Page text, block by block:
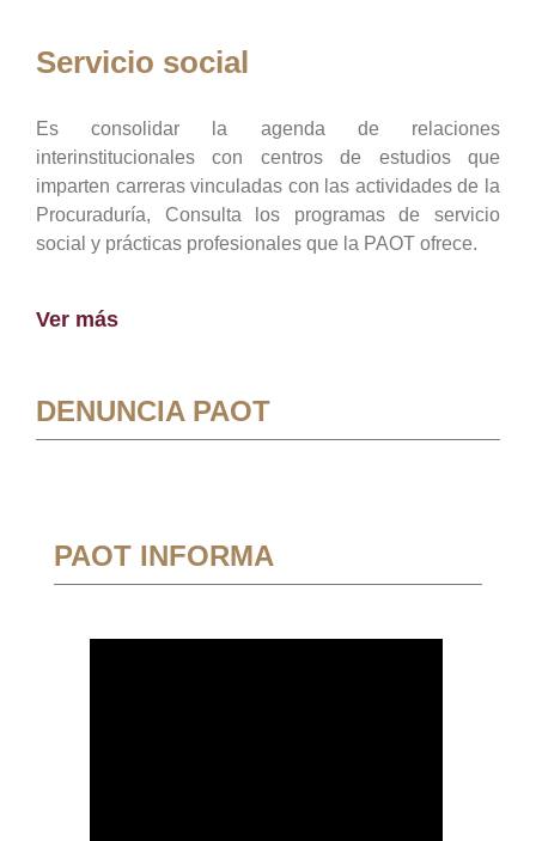
Servicio social
Es consolidar la agenda de relaciones
interinstitucionales con centros de estudios que
imparten carreras vinculadas con las actividades de la
Procuraduría, Consulta los programas de servicio
social y prácticas profesionales que la PAOT ofrece.
Ver más
DENUNCIA PAOT
PAOT INFORMA